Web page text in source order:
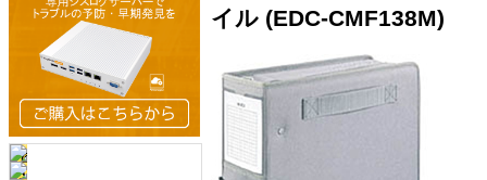
イル (EDC-CMF138M)